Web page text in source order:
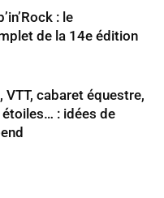
: le
de la 14e édition
VTT, cabaret équestre,
: idées de